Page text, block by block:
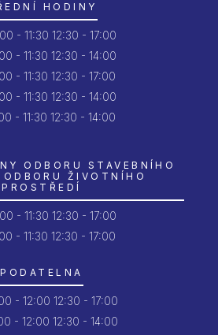
HODINY
- 11:30 12:30 - 17:00
- 11:30 12:30 - 14:00
- 11:30 12:30 - 17:00
- 11:30 12:30 - 14:00
- 11:30 12:30 - 14:00
ODBORU STAVEBNÍHO
ŽIVOTNÍHO
PROSTŘEDÍ
- 11:30 12:30 - 17:00
- 11:30 12:30 - 17:00
PODATELNA
- 12:00 12:30 - 17:00
- 12:00 12:30 - 14:00